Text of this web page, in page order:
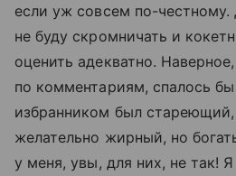
если уж совсем по-
не буду скромничать и
оценить адекватно.
по комментариям, спалось
избранником был
желательно жирный, но
у меня, увы, для них, не так!